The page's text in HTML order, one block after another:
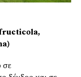
σε